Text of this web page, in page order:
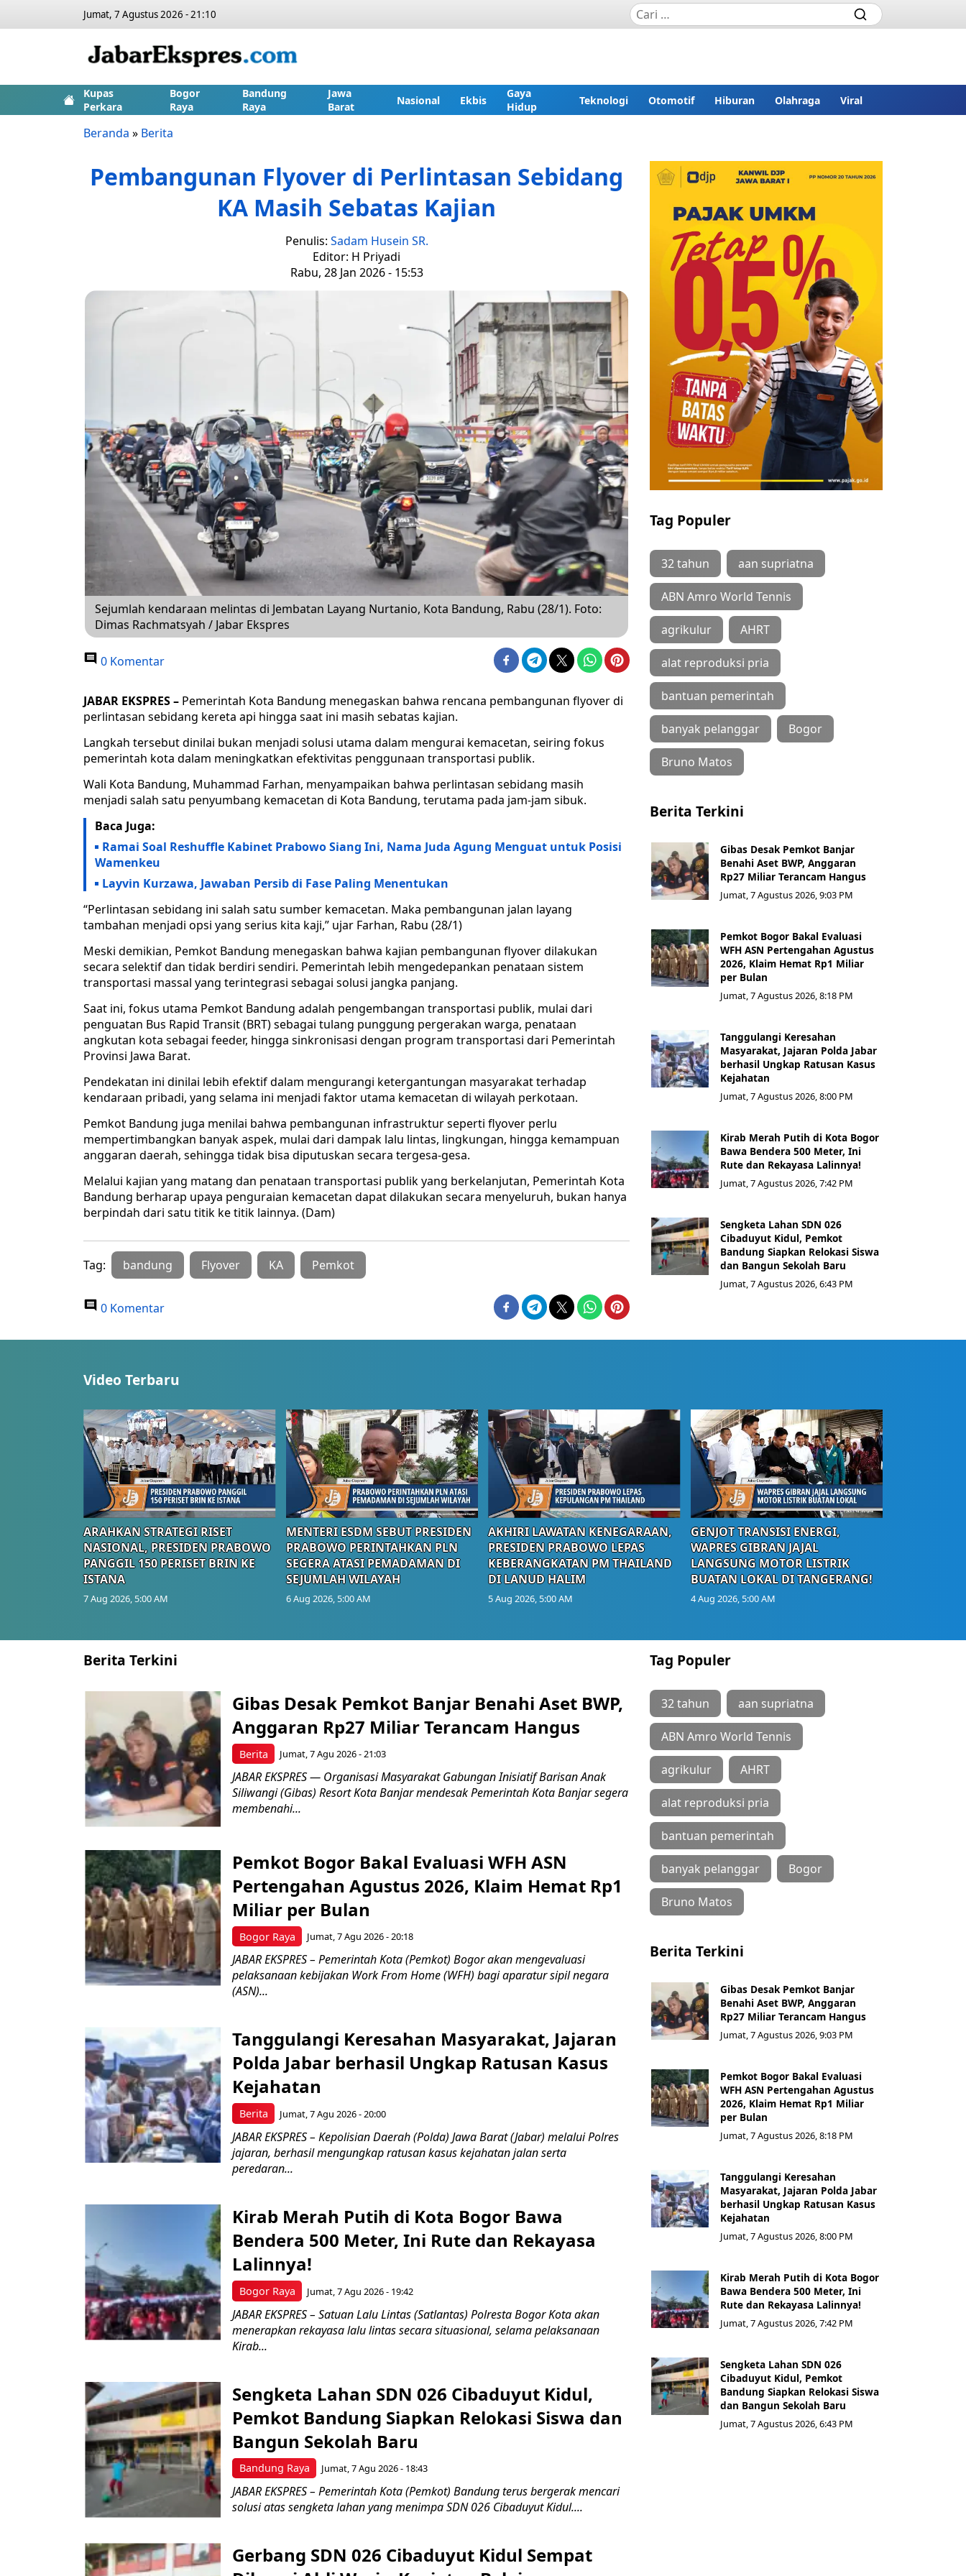
Jumat, 7 Agustus 2026 - 21:10
Kupas
Perkara
Bogor
Raya
Bandung
Raya
Jawa
Barat
Nasional Ekbis
Gaya
Hidup
Teknologi Otomotif Hiburan Olahraga Viral
Beranda » Berita
Pembangunan Flyover di Perlintasan Sebidang
KA Masih Sebatas Kajian
Penulis: Sadam Husein SR.
Editor: H Priyadi
Rabu, 28 Jan 2026 - 15:53
Sejumlah kendaraan melintas di Jembatan Layang Nurtanio, Kota Bandung, Rabu (28/1). Foto:
Dimas Rachmatsyah / Jabar Ekspres
0 Komentar
JABAR EKSPRES – Pemerintah Kota Bandung menegaskan bahwa rencana pembangunan flyover di
perlintasan sebidang kereta api hingga saat ini masih sebatas kajian.
Langkah tersebut dinilai bukan menjadi solusi utama dalam mengurai kemacetan, seiring fokus
pemerintah kota dalam meningkatkan efektivitas penggunaan transportasi publik.
Wali Kota Bandung, Muhammad Farhan, menyampaikan bahwa perlintasan sebidang masih
menjadi salah satu penyumbang kemacetan di Kota Bandung, terutama pada jam-jam sibuk.
Baca Juga:
Ramai Soal Reshuffle Kabinet Prabowo Siang Ini, Nama Juda Agung Menguat untuk Posisi
Wamenkeu
Layvin Kurzawa, Jawaban Persib di Fase Paling Menentukan
“Perlintasan sebidang ini salah satu sumber kemacetan. Maka pembangunan jalan layang
tambahan menjadi opsi yang serius kita kaji,” ujar Farhan, Rabu (28/1)
Meski demikian, Pemkot Bandung menegaskan bahwa kajian pembangunan flyover dilakukan
secara selektif dan tidak berdiri sendiri. Pemerintah lebih mengedepankan penataan sistem
transportasi massal yang terintegrasi sebagai solusi jangka panjang.
Saat ini, fokus utama Pemkot Bandung adalah pengembangan transportasi publik, mulai dari
penguatan Bus Rapid Transit (BRT) sebagai tulang punggung pergerakan warga, penataan
angkutan kota sebagai feeder, hingga sinkronisasi dengan program transportasi dari Pemerintah
Provinsi Jawa Barat.
Pendekatan ini dinilai lebih efektif dalam mengurangi ketergantungan masyarakat terhadap
kendaraan pribadi, yang selama ini menjadi faktor utama kemacetan di wilayah perkotaan.
Pemkot Bandung juga menilai bahwa pembangunan infrastruktur seperti flyover perlu
mempertimbangkan banyak aspek, mulai dari dampak lalu lintas, lingkungan, hingga kemampuan
anggaran daerah, sehingga tidak bisa diputuskan secara tergesa-gesa.
Melalui kajian yang matang dan penataan transportasi publik yang berkelanjutan, Pemerintah Kota
Bandung berharap upaya penguraian kemacetan dapat dilakukan secara menyeluruh, bukan hanya
berpindah dari satu titik ke titik lainnya. (Dam)
Tag: bandung Flyover KA Pemkot
0 Komentar
Tag Populer
32 tahun aan supriatna
ABN Amro World Tennis
agrikulur AHRT
alat reproduksi pria
bantuan pemerintah
banyak pelanggar Bogor
Bruno Matos
Berita Terkini
Gibas Desak Pemkot Banjar
Benahi Aset BWP, Anggaran
Rp27 Miliar Terancam Hangus
Jumat, 7 Agustus 2026, 9:03 PM
Pemkot Bogor Bakal Evaluasi
WFH ASN Pertengahan Agustus
2026, Klaim Hemat Rp1 Miliar
per Bulan
Jumat, 7 Agustus 2026, 8:18 PM
Tanggulangi Keresahan
Masyarakat, Jajaran Polda Jabar
berhasil Ungkap Ratusan Kasus
Kejahatan
Jumat, 7 Agustus 2026, 8:00 PM
Kirab Merah Putih di Kota Bogor
Bawa Bendera 500 Meter, Ini
Rute dan Rekayasa Lalinnya!
Jumat, 7 Agustus 2026, 7:42 PM
Sengketa Lahan SDN 026
Cibaduyut Kidul, Pemkot
Bandung Siapkan Relokasi Siswa
dan Bangun Sekolah Baru
Jumat, 7 Agustus 2026, 6:43 PM
Video Terbaru
ARAHKAN STRATEGI RISET
NASIONAL, PRESIDEN PRABOWO
PANGGIL 150 PERISET BRIN KE
ISTANA
7 Aug 2026, 5:00 AM
MENTERI ESDM SEBUT PRESIDEN
PRABOWO PERINTAHKAN PLN
SEGERA ATASI PEMADAMAN DI
SEJUMLAH WILAYAH
6 Aug 2026, 5:00 AM
AKHIRI LAWATAN KENEGARAAN,
PRESIDEN PRABOWO LEPAS
KEBERANGKATAN PM THAILAND
DI LANUD HALIM
5 Aug 2026, 5:00 AM
GENJOT TRANSISI ENERGI,
WAPRES GIBRAN JAJAL
LANGSUNG MOTOR LISTRIK
BUATAN LOKAL DI TANGERANG!
4 Aug 2026, 5:00 AM
Berita Terkini
Berita
Gibas Desak Pemkot Banjar Benahi Aset BWP,
Anggaran Rp27 Miliar Terancam Hangus
Jumat, 7 Agu 2026 - 21:03
JABAR EKSPRES — Organisasi Masyarakat Gabungan Inisiatif Barisan Anak
Siliwangi (Gibas) Resort Kota Banjar mendesak Pemerintah Kota Banjar segera
membenahi...
Bogor Raya
Pemkot Bogor Bakal Evaluasi WFH ASN
Pertengahan Agustus 2026, Klaim Hemat Rp1
Miliar per Bulan
Jumat, 7 Agu 2026 - 20:18
JABAR EKSPRES – Pemerintah Kota (Pemkot) Bogor akan mengevaluasi
pelaksanaan kebijakan Work From Home (WFH) bagi aparatur sipil negara
(ASN)...
Berita
Tanggulangi Keresahan Masyarakat, Jajaran
Polda Jabar berhasil Ungkap Ratusan Kasus
Kejahatan
Jumat, 7 Agu 2026 - 20:00
JABAR EKSPRES – Kepolisian Daerah (Polda) Jawa Barat (Jabar) melalui Polres
jajaran, berhasil mengungkap ratusan kasus kejahatan jalan serta
peredaran...
Bogor Raya
Kirab Merah Putih di Kota Bogor Bawa
Bendera 500 Meter, Ini Rute dan Rekayasa
Lalinnya!
Jumat, 7 Agu 2026 - 19:42
JABAR EKSPRES – Satuan Lalu Lintas (Satlantas) Polresta Bogor Kota akan
menerapkan rekayasa lalu lintas secara situasional, selama pelaksanaan
Kirab...
Bandung Raya
Sengketa Lahan SDN 026 Cibaduyut Kidul,
Pemkot Bandung Siapkan Relokasi Siswa dan
Bangun Sekolah Baru
Jumat, 7 Agu 2026 - 18:43
JABAR EKSPRES – Pemerintah Kota (Pemkot) Bandung terus bergerak mencari
solusi atas sengketa lahan yang menimpa SDN 026 Cibaduyut Kidul....
Gerbang SDN 026 Cibaduyut Kidul Sempat
Tag Populer
32 tahun aan supriatna
ABN Amro World Tennis
agrikulur AHRT
alat reproduksi pria
bantuan pemerintah
banyak pelanggar Bogor
Bruno Matos
Berita Terkini
Gibas Desak Pemkot Banjar
Benahi Aset BWP, Anggaran
Rp27 Miliar Terancam Hangus
Jumat, 7 Agustus 2026, 9:03 PM
Pemkot Bogor Bakal Evaluasi
WFH ASN Pertengahan Agustus
2026, Klaim Hemat Rp1 Miliar
per Bulan
Jumat, 7 Agustus 2026, 8:18 PM
Tanggulangi Keresahan
Masyarakat, Jajaran Polda Jabar
berhasil Ungkap Ratusan Kasus
Kejahatan
Jumat, 7 Agustus 2026, 8:00 PM
Kirab Merah Putih di Kota Bogor
Bawa Bendera 500 Meter, Ini
Rute dan Rekayasa Lalinnya!
Jumat, 7 Agustus 2026, 7:42 PM
Sengketa Lahan SDN 026
Cibaduyut Kidul, Pemkot
Bandung Siapkan Relokasi Siswa
dan Bangun Sekolah Baru
Jumat, 7 Agustus 2026, 6:43 PM